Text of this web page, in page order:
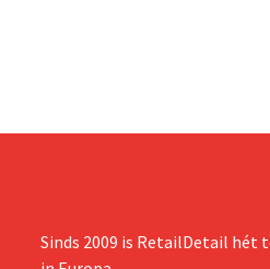
Sinds 2009 is RetailDetail